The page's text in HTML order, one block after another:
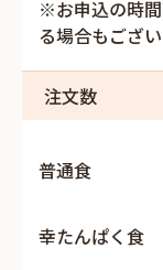
※お申込の時
る場合もござい
注文数
普通食
幸たんぱく食